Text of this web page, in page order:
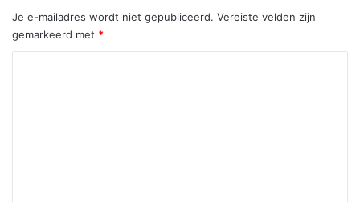
Je e-mailadres wordt niet gepubliceerd. Vereiste velden zijn
gemarkeerd met *